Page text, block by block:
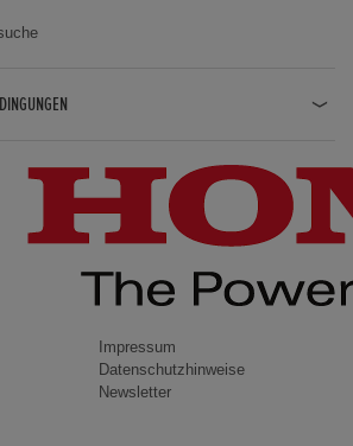
Impressum
Datenschutzhinweise
Newsletter